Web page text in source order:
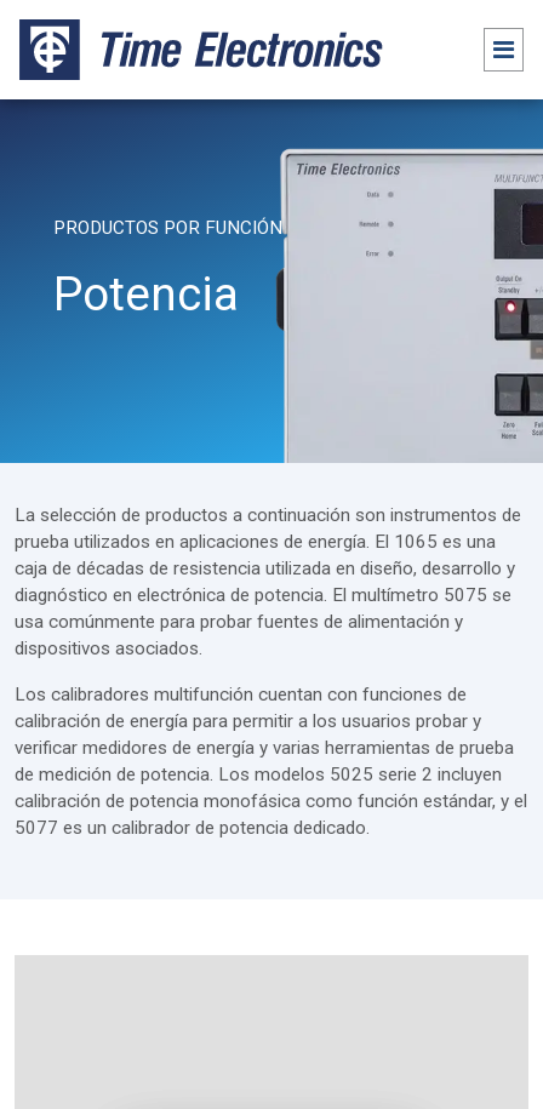
PRODUCTOS POR FUNCIÓN
Potencia
La selección de productos a continuación son instrumentos de
prueba utilizados en aplicaciones de energía. El 1065 es una
caja de décadas de resistencia utilizada en diseño, desarrollo y
diagnóstico en electrónica de potencia. El multímetro 5075 se
usa comúnmente para probar fuentes de alimentación y
dispositivos asociados.
Los calibradores multifunción cuentan con funciones de
calibración de energía para permitir a los usuarios probar y
verificar medidores de energía y varias herramientas de prueba
de medición de potencia. Los modelos 5025 serie 2 incluyen
calibración de potencia monofásica como función estándar, y el
5077 es un calibrador de potencia dedicado.